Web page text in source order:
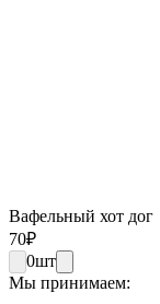
Вафельный хот дог
70₽
0шт
Мы принимаем: